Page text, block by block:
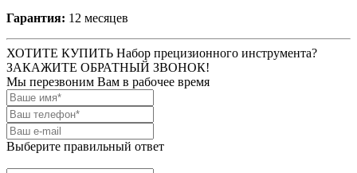
Гарантия: 12 месяцев
ХОТИТЕ КУПИТЬ Набор прецизионного инструмента?
ЗАКАЖИТЕ ОБРАТНЫЙ ЗВОНОК!
Мы перезвоним Вам в рабочее время
Выберите правильный ответ